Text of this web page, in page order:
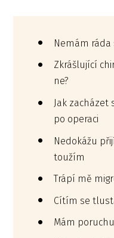
Nemám ráda
Zkrášlující
ne?
Jak zacházet
po operaci
Nedokážu
toužím
Trápí mě
Cítím se
Mám